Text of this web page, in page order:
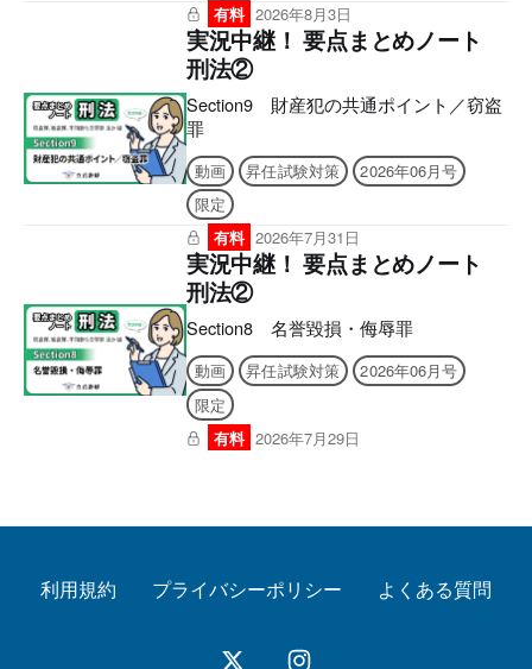
有料 2026年8月3日
実況中継！ 要点まとめノート
刑法②
Section9 財産犯の共通ポイント／窃盗
罪
動画 昇任試験対策
2026年06月号
限定
有料 2026年7月31日
実況中継！ 要点まとめノート
刑法②
Section8 名誉毀損・侮辱罪
動画 昇任試験対策
2026年06月号
限定
有料 2026年7月29日
利用規約 プライバシーポリシー よくある質問